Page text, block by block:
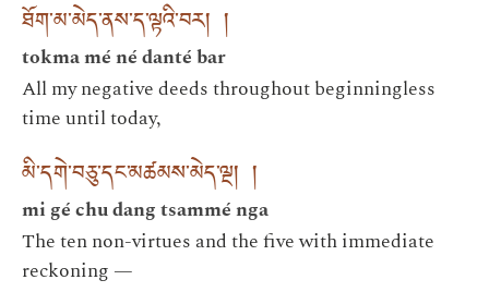
ཐོག་མ་མེད་ནས་ད་ལྟའི་བར། །
tokma mé né danté bar
All my negative deeds throughout beginningless
time until today,
མི་དགེ་བཅུ་དང་མཚམས་མེད་ལྔ། །
mi gé chu dang tsammé nga
The ten non-virtues and the five with immediate
reckoning —